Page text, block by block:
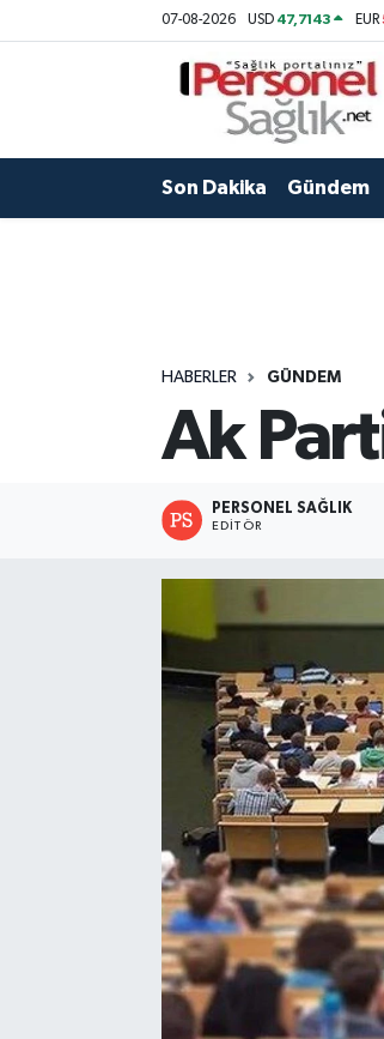
07-08-2026 USD 47,7143 EUR
Son Dakika Gündem
HABERLER GÜNDEM
Ak
PERSONEL SAĞLIK
EDITÖR
Kpss - Sınav
Nöbetçi Eczaneler
Haber Arşivi